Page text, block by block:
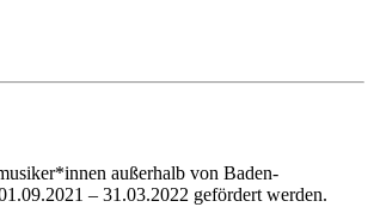
außerhalb von Baden-
– 31.03.2022 gefördert werden.